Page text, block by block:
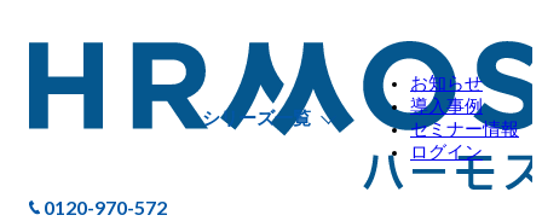
シリーズ一覧
お知らせ
導入事例
セミナー情報
ログイン
0120-970-572